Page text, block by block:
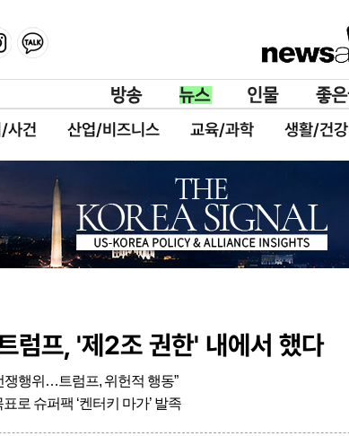
사건 산업/비즈니스 교육/과학 생활/건강
럼프, '제2조 권한' 내에서 했다
쟁행위…트럼프, 위헌적 행동”
로 슈퍼팩 ‘켄터키 마가’ 발족